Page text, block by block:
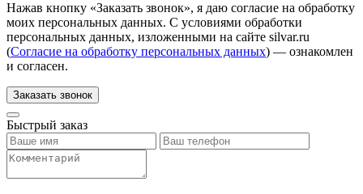
Нажав кнопку «Заказать звонок», я даю согласие на обработку
моих персональных данных. С условиями обработки
персональных данных, изложенными на сайте silvar.ru
(Согласие на обработку персональных данных) — ознакомлен
и согласен.
Заказать звонок
Быстрый заказ